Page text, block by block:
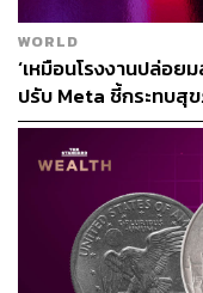
คร่าวๆ ว่าน่าจะมีคน
หลายรูปแบบ (ยิงทิ้งจ
ประโยคที่ฟังแล้วน่าตก
บอกว่า เบื้องต้นเขาคิ
กับเหตุอุกอาจที่เกิดขึ้
เปลี่ยนจาก ‘มีใครบ้า
ไม่เกี่ยวข้อง’ ไม่โดย
WORLD
‘เหมือนโรงงานปล่อย
ปรับ Meta ชี้กระทบสุ